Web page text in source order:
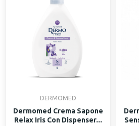
DERMOMED
Dermomed Crema Sapone
Relax Iris Con Dispenser...